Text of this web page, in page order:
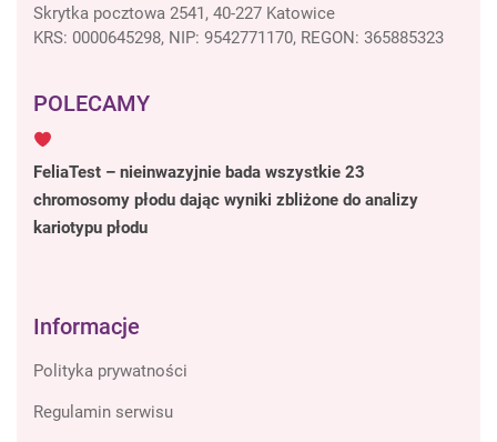
Skrytka pocztowa 2541, 40-227 Katowice
KRS: 0000645298, NIP: 9542771170, REGON: 365885323
POLECAMY
FeliaTest – nieinwazyjnie bada wszystkie 23
chromosomy płodu dając wyniki zbliżone do analizy
kariotypu płodu
Informacje
Polityka prywatności
Regulamin serwisu